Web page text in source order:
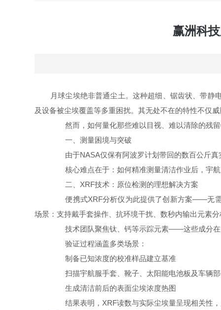
赢洲科
月球尘埃绝非普通尘土。这种超细、锯齿状、带
及设备被尘埃覆盖等多重困扰。其无处不在的特性不仅
然而，如何量化那些难以目视、难以清除的残
一、测量困境与突破
由于NASA仅保有阿波罗计划带回的数百公斤真
核心难点在于：如何精准测量清洁作业后，宇航
二、XRF技术：原位检测的理想解决方案
便携式XRF分析仪为此提供了创新方案——无
场景：支持戴手套操作、抗环境干扰、数秒内输出元素
技术团队聚焦钛、钙等示踪元素——这些成分在
验证过程涵盖多类场景：
制备已知浓度的校准样品建立基准
扫描宇航服手套、靴子、太阳能电池板及车辆
生成清洁前后的表面尘埃浓度热图
结果表明，XRF读数与实际尘埃量呈现相关性，